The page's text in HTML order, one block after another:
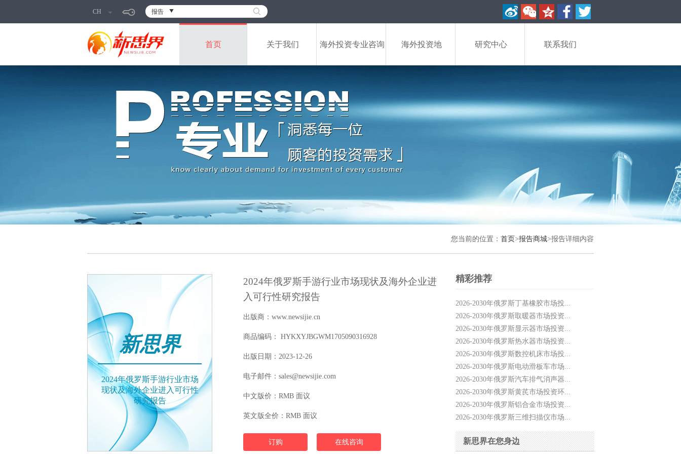
CH 报告
首页 关于我们 海外投资专业咨询 海外投资地 研究中心 联系我们
您当前的位置： 首页>报告商城>报告详细内容
新思界
2024年俄罗斯手游行业市场
现状及海外企业进入可行性
研究报告
2024年俄罗斯手游行业市场现状及海外企业进
入可行性研究报告
出版商：www.newsijie.cn
商品编码： HYKXYJBGWM1705090316928
出版日期：2023-12-26
电子邮件：sales@newsijie.com
中文版价：RMB 面议
英文版全价：RMB 面议
订购 在线咨询
精彩推荐
2026-2030年俄罗斯丁基橡胶市场投...
2026-2030年俄罗斯取暖器市场投资...
2026-2030年俄罗斯显示器市场投资...
2026-2030年俄罗斯热水器市场投资...
2026-2030年俄罗斯数控机床市场投...
2026-2030年俄罗斯电动滑板车市场...
2026-2030年俄罗斯汽车排气消声器...
2026-2030年俄罗斯黄芪市场投资环...
2026-2030年俄罗斯铝合金市场投资...
2026-2030年俄罗斯三维扫描仪市场...
新思界在您身边